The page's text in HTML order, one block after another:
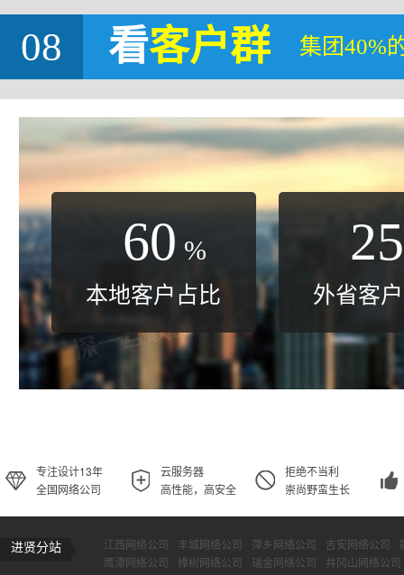
08 看客户群 集团40%
60 %
本地客户占比
25
外省客
专注设计13年
全国网络公司
云服务器
高性能，高安全
拒绝不当利
崇尚野蛮生长
进贤分站 江西网络公司 丰城网络公司 萍乡网络公司 吉安网络公司
鹰潭网络公司
樟树网络公司 瑞金网络公司
井冈山网络公司